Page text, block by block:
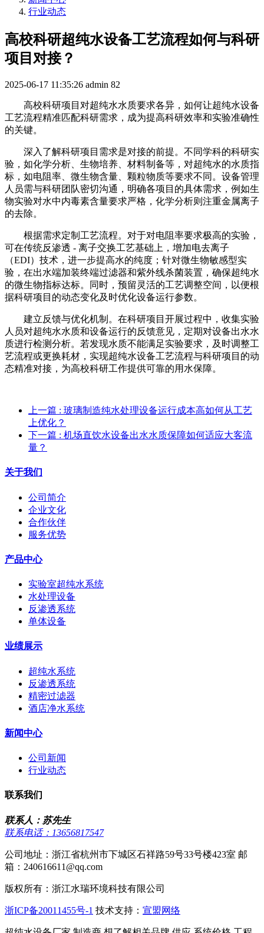
行业动态
高校科研超纯水设备工艺流程如何与科研
项目对接？
2025-06-17 11:35:26 admin 82
高校科研项目对超纯水水质要求各异，如何让超纯水设备
工艺流程精准匹配科研需求，成为提高科研效率和实验准确性
的关键。
深入了解科研项目需求是对接的前提。不同学科的科研实
验，如化学分析、生物培养、材料制备等，对超纯水的水质指
标，如电阻率、微生物含量、颗粒物质等要求不同。设备管理
人员需与科研团队密切沟通，明确各项目的具体需求，例如生
物实验对水中内毒素含量要求严格，化学分析则注重金属离子
的去除。
根据需求定制工艺流程。对于对电阻率要求极高的实验，
可在传统反渗透 - 离子交换工艺基础上，增加电去离子
（EDI）技术，进一步提高水的纯度；针对微生物敏感型实
验，在出水端加装终端过滤器和紫外线杀菌装置，确保超纯水
的微生物指标达标。同时，预留灵活的工艺调整空间，以便根
据科研项目的动态变化及时优化设备运行参数。
建立反馈与优化机制。在科研项目开展过程中，收集实验
人员对超纯水水质和设备运行的反馈意见，定期对设备出水水
质进行检测分析。若发现水质不能满足实验要求，及时调整工
艺流程或更换耗材，实现超纯水设备工艺流程与科研项目的动
态精准对接，为高校科研工作提供可靠的用水保障。
上一篇 : 玻璃制造纯水处理设备运行成本高如何从工艺
上优化？
下一篇 : 机场直饮水设备出水水质保障如何适应大客流
量？
关于我们
公司简介
企业文化
合作伙伴
服务优势
产品中心
实验室超纯水系统
水处理设备
反渗透系统
单体设备
业绩展示
超纯水系统
反渗透系统
精密过滤器
酒店净水系统
新闻中心
公司新闻
行业动态
联系我们
联系人：苏先生
联系电话：13656817547
公司地址：浙江省杭州市下城区石祥路59号33号楼423室 邮
箱：240616611@qq.com
版权所有：浙江水瑞环境科技有限公司
浙ICP备20011455号-1 技术支持： 宣盟网络